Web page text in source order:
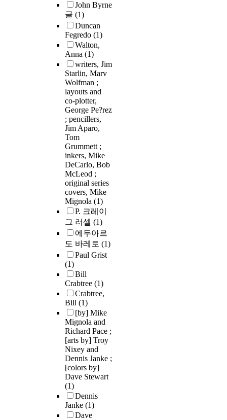
John Byrne
글 (1)
Duncan
Fegredo (1)
Walton,
Anna (1)
writers, Jim
Starlin, Marv
Wolfman ;
layouts and
co-plotter,
George Pe?rez
; pencillers,
Jim Aparo,
Tom
Grummett ;
inkers, Mike
DeCarlo, Bob
McLeod ;
original series
covers, Mike
Mignola (1)
P. 크레이
그 러셀 (1)
에두아르
도 바레토 (1)
Paul Grist
(1)
Bill
Crabtree (1)
Crabtree,
Bill (1)
[by] Mike
Mignola and
Richard Pace ;
[arts by] Troy
Nixey and
Dennis Janke ;
[colors by]
Dave Stewart
(1)
Dennis
Janke (1)
Dave